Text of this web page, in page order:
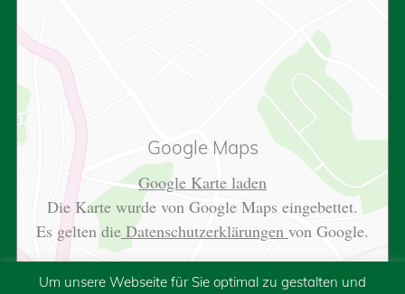
Google Maps
Google Karte laden
Die Karte wurde von Google Maps eingebettet.
Es gelten die Datenschutzerklärungen von Google.
Um unsere Webseite für Sie optimal zu gestalten und